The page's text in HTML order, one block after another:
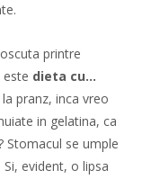
printre
este dieta cu…
pranz, inca vreo
in gelatina, ca
Stomacul se umple
evident, o lipsa